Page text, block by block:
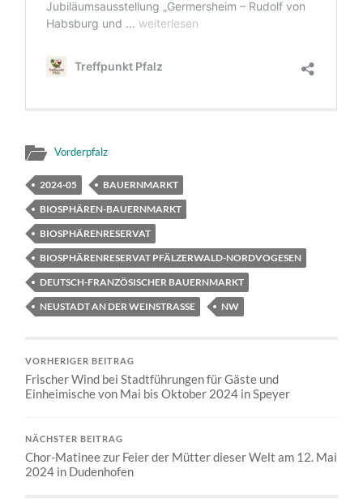
Vorderpfalz
2024-05
BAUERNMARKT
BIOSPHÄREN-BAUERNMARKT
BIOSPHÄRENRESERVAT
BIOSPHÄRENRESERVAT PFÄLZERWALD-NORDVOGESEN
DEUTSCH-FRANZÖSISCHER BAUERNMARKT
NEUSTADT AN DER WEINSTRASSE
NW
VORHERIGER BEITRAG
Frischer Wind bei Stadtführungen für Gäste und
Einheimische von Mai bis Oktober 2024 in Speyer
NÄCHSTER BEITRAG
Chor-Matinee zur Feier der Mütter dieser Welt am 12. Mai
2024 in Dudenhofen